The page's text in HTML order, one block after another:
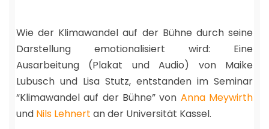
Wie der Klimawandel auf der Bühne durch seine
Darstellung emotionalisiert wird: Eine
Ausarbeitung (Plakat und Audio) von Maike
Lubusch und Lisa Stutz, entstanden im Seminar
“Klimawandel auf der Bühne” von Anna Meywirth
und Nils Lehnert an der Universität Kassel.